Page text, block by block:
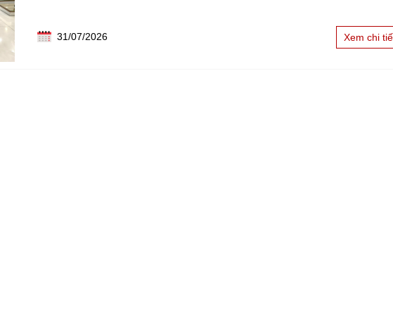
Xem chi
31/07/2026